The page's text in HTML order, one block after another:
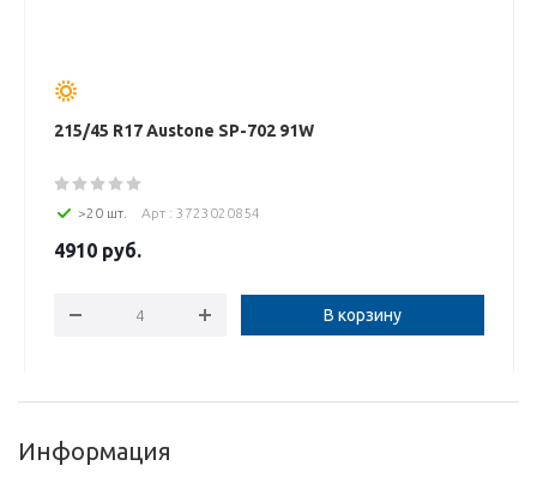
215/45 R17 Austone SP-702 91W
>20 шт. Арт : 3723020854
4910 руб.
В корзину
Информация